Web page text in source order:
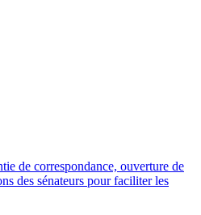
de correspondance, ouverture de
des sénateurs pour faciliter les